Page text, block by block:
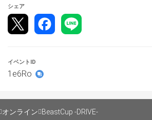
・使用タイトル：STREET FIGHTER 6
・使用ハード：プレイステーション4
・レギュレーション リーグポイント
CAPCOM Pro Tourルール準拠
※リーグポイントは8/18（金）時点で
※トーナメントの振り分けは参加者数
※原因不明のトラブル等によりどうし
シェア
イベントID
1e6Ro
オンライン BeastCup -DRIVE-